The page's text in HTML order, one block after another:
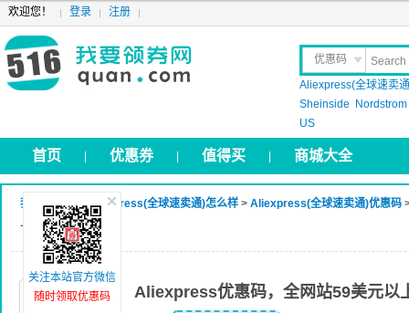
欢迎您！ 登录 注册
优惠码
晒 单
Aliexpress(全球速卖
Sheinside
US
首页 优惠券 值得买 商城大全
我要领券网 >Aliexpress(全球速卖通)怎么样 > Aliexpress(全球速卖通)优惠码
上优惠8美元
Aliexpress优惠码，全网站59美元以
关注本站官方微信
随时领取优惠码